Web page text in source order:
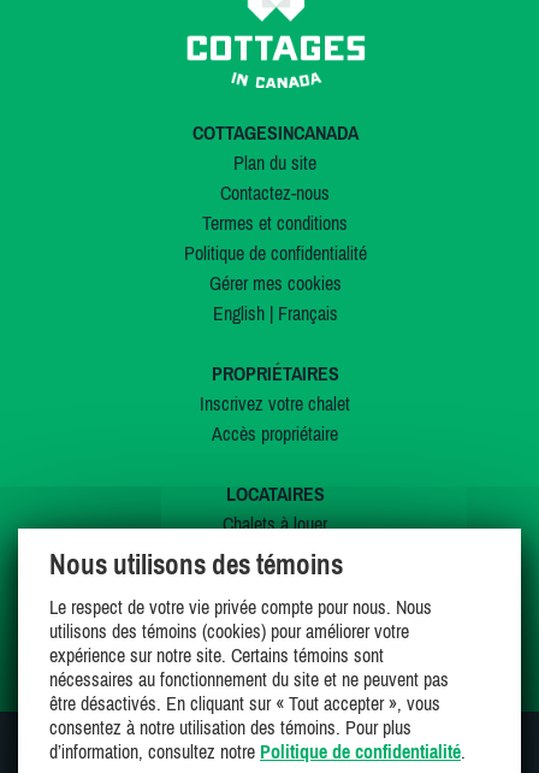
COTTAGESINCANADA
Plan du site
Contactez-nous
Termes et conditions
Politique de confidentialité
Gérer mes cookies
English| Français
PROPRIÉTAIRES
Inscrivez votre chalet
Accès propriétaire
LOCATAIRES
Chalets à louer
Chalets à vendre
Offres spéciales
Mes favoris
SUIVEZ-NOUS SUR
Nous utilisons des témoins
Le respect de votre vie privée compte pour nous. Nous
utilisons des témoins (cookies) pour améliorer votre
expérience sur notre site. Certains témoins sont
nécessaires au fonctionnement du site et ne peuvent pas
être désactivés. En cliquant sur « Tout accepter », vous
consentez à notre utilisation des témoins. Pour plus
d’information, consultez notre Politique de confidentialité.